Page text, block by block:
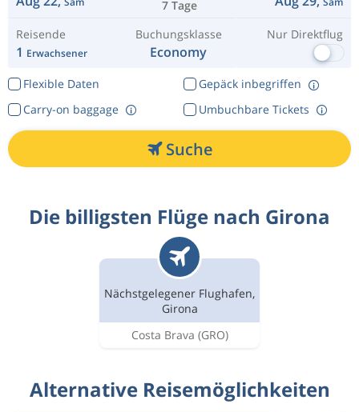
7 Tage
Reisende
1 Erwachsener
Buchungsklasse
Economy
Nur Direktflug
Flexible Daten
Gepäck inbegriffen
Umbuchbare Tickets
Carry-on baggage
Suche
Die billigsten Flüge nach Girona
Nächstgelegener Flughafen,
Girona
Costa Brava (GRO)
Alternative Reisemöglichkeiten